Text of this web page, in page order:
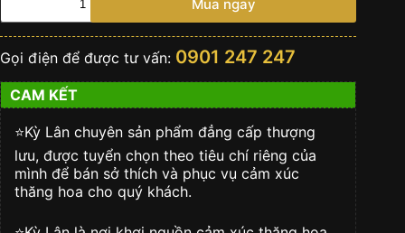
Vàng
Khối
số
lượng
Mua ngay
Gọi điện để được tư vấn: 0901 247 247
CAM KẾT
⭐️Kỳ Lân chuyên sản phẩm đẳng cấp thượng
lưu, được tuyển chọn theo tiêu chí riêng của
mình để bán sở thích và phục vụ cảm xúc
thăng hoa cho quý khách.